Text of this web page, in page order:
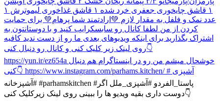
۱ قاشق چایخوری جعفری خرد شده ۱ قاشق غذاخوری لیموترش ۱
عدد نمک و فلفل به مقدار لازم 💚ارادتمند شما پرهام💚 برای حمایت
کردن از من لطفا کانال رو سابسکرایب کنید و با دوستانتون به
اشتراک بگذارید برای اینکه ویدیو‌های بعدی ما رو از دست ندید کافیه
روی لینک زیر کلیک کنی و کانال رو دنبال کنی👇
https://yun.ir/ez654a خوشحال میشم من رو در اینستاگرام هم دنبال
کنی👇 https://www.instagram.com/parhams.kitchen/ # آشپزی
#آشپزخانه #parhamskitchen #پاستا_الفردو #آشپزی_ملل اگر
دوست داری بقیه ویدیو ها را ببینی روی لینک زیرکلیک کنی👇